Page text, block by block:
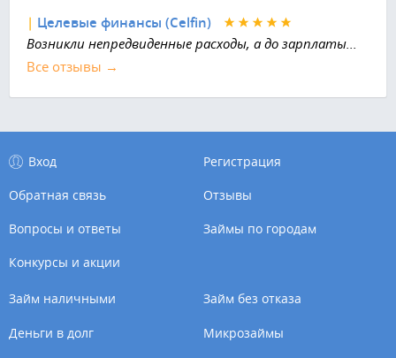
| Целевые финансы (Celfin)
Возникли непредвиденные расходы, а до зарплаты...
Все отзывы →
Вход
Регистрация
Обратная связь
Отзывы
Вопросы и ответы
Займы по городам
Конкурсы и акции
Займ наличными Займ без отказа
Деньги в долг Микрозаймы